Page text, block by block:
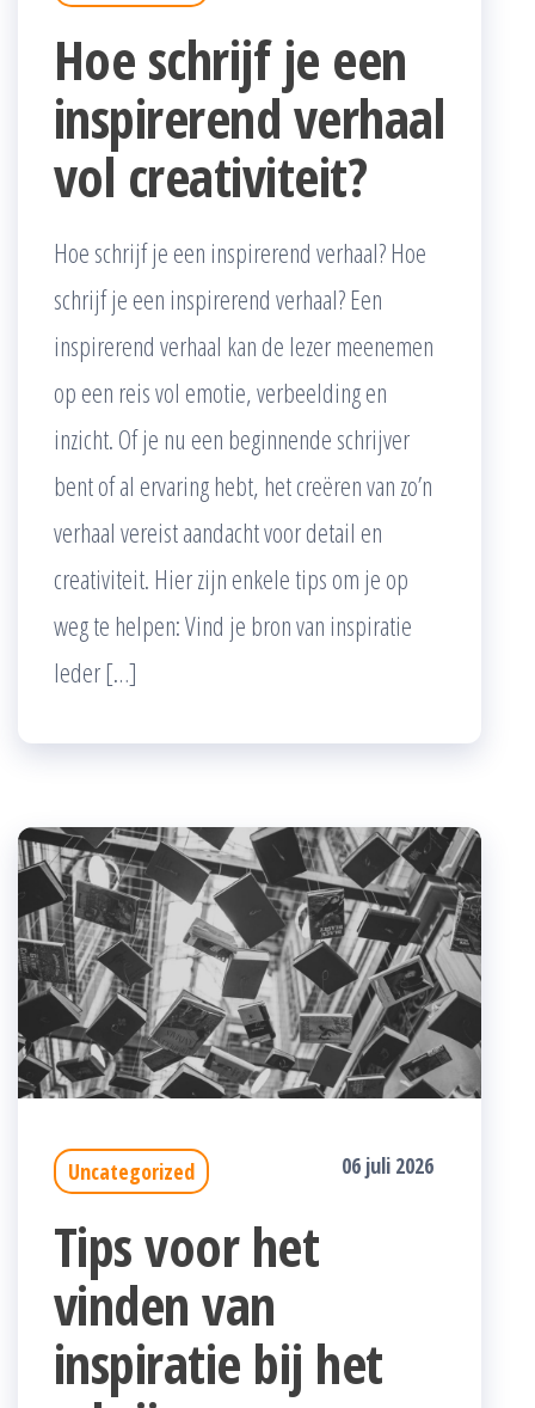
Hoe schrijf je een
inspirerend verhaal
vol creativiteit?
Hoe schrijf je een inspirerend verhaal? Hoe
schrijf je een inspirerend verhaal? Een
inspirerend verhaal kan de lezer meenemen
op een reis vol emotie, verbeelding en
inzicht. Of je nu een beginnende schrijver
bent of al ervaring hebt, het creëren van zo’n
verhaal vereist aandacht voor detail en
creativiteit. Hier zijn enkele tips om je op
weg te helpen: Vind je bron van inspiratie
Ieder […]
Uncategorized 06 juli 2026
Tips voor het
vinden van
inspiratie bij het